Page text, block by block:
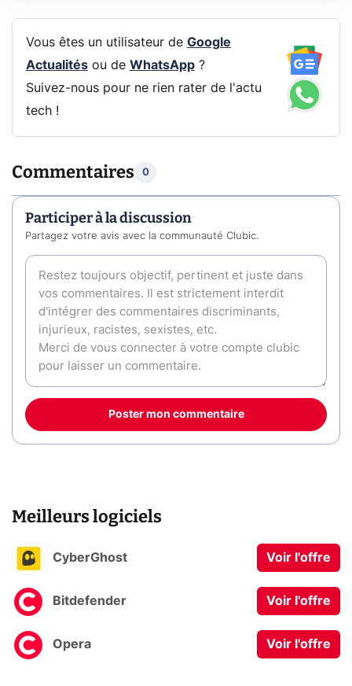
Vous êtes un utilisateur de Google
Actualitésou de WhatsApp?
Suivez-nous pour ne rien rater de l'actu
tech !
Commentaires 0
Participer à la discussion
Partagez votre avis avec la communauté Clubic.
Poster mon commentaire
Meilleurs logiciels
CyberGhost Voir l'offre
Bitdefender Voir l'offre
Opera Voir l'offre